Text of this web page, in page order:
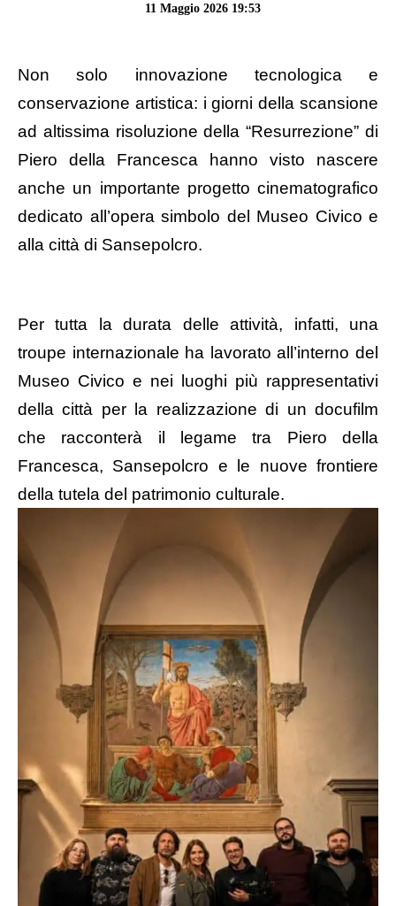
11 Maggio 2026 19:53
Non solo innovazione tecnologica e
conservazione artistica: i giorni della scansione
ad altissima risoluzione della “Resurrezione” di
Piero della Francesca hanno visto nascere
anche un importante progetto cinematografico
dedicato all’opera simbolo del Museo Civico e
alla città di Sansepolcro.
Per tutta la durata delle attività, infatti, una
troupe internazionale ha lavorato all’interno del
Museo Civico e nei luoghi più rappresentativi
della città per la realizzazione di un docufilm
che racconterà il legame tra Piero della
Francesca, Sansepolcro e le nuove frontiere
della tutela del patrimonio culturale.